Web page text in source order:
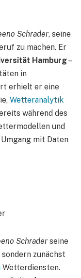
Schrader, seine
zu machen. Er
Hamburg–
in
erhielt er eine
Wetteranalytik
während des
und
mit Daten
Schrader seine
sondern zunächst
Wetterdiensten.